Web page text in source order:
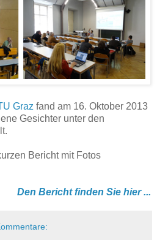
Graz fand am 16. Oktober 2013
Gesichter unter den
Bericht mit Fotos
Den Bericht finden Sie hier ...